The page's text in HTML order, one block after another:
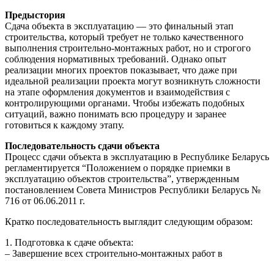
Предыстория
Сдача объекта в эксплуатацию — это финальный этап
строительства, который требует не только качественного
выполнения строительно-монтажных работ, но и строгого
соблюдения нормативных требований. Однако опыт
реализации многих проектов показывает, что даже при
идеальной реализации проекта могут возникнуть сложности
на этапе оформления документов и взаимодействия с
контролирующими органами. Чтобы избежать подобных
ситуаций, важно понимать всю процедуру и заранее
готовиться к каждому этапу.
Последовательность сдачи объекта
Процесс сдачи объекта в эксплуатацию в Республике Беларусь
регламентируется “Положением о порядке приемки в
эксплуатацию объектов строительства”, утвержденным
постановлением Совета Министров Республики Беларусь №
716 от 06.06.2011 г.
Кратко последовательность выглядит следующим образом:
1. Подготовка к сдаче объекта:
– Завершение всех строительно-монтажных работ в